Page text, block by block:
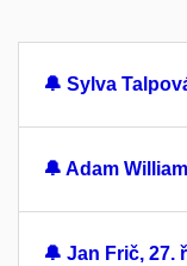
🔔 Sylva
🔔 Adam
🔔 Jan Frič, 27.